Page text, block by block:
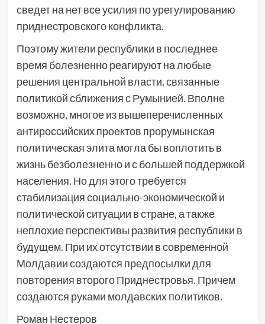
сведет на нет все усилия по урегулированию
приднестровского конфликта.
Поэтому жители республики в последнее
время болезненно реагируют на любые
решения центральной власти, связанные
политикой сближения с Румынией. Вполне
возможно, многое из вышеперечисленных
антироссийских проектов прорумынская
политическая элита могла бы воплотить в
жизнь безболезненно и с большей поддержкой
населения. Но для этого требуется
стабилизация социально-экономической и
политической ситуации в стране, а также
неплохие перспективы развития республики в
будущем. При их отсутствии в современной
Молдавии создаются предпосылки для
повторения второго Приднестровья. Причем
создаются руками молдавских политиков.
Роман Нестеров